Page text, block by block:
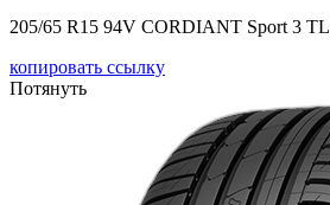
205/65 R15 94V CORDIANT Sport 3 TL
копировать ссылку
Потянуть